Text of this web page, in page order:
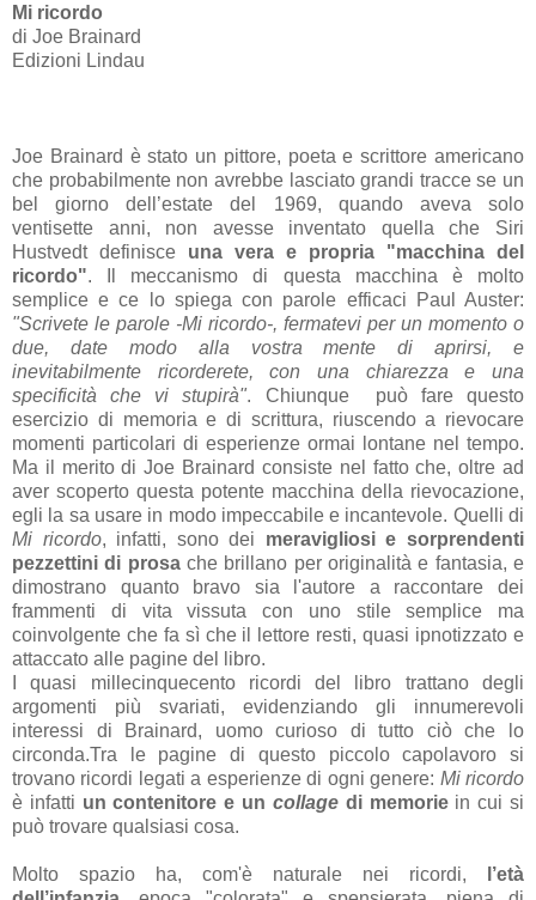
Mi ricordo
di Joe Brainard
Edizioni Lindau
Joe Brainard è stato un pittore, poeta e scrittore americano
che probabilmente non avrebbe lasciato grandi tracce se un
bel giorno dell’estate del 1969, quando aveva solo
ventisette anni, non avesse inventato quella che Siri
Hustvedt definisce una vera e propria "macchina del
ricordo". Il meccanismo di questa macchina è molto
semplice e ce lo spiega con parole efficaci Paul Auster:
"Scrivete le parole -Mi ricordo-, fermatevi per un momento o
due, date modo alla vostra mente di aprirsi, e
inevitabilmente ricorderete, con una chiarezza e una
specificità che vi stupirà". Chiunque può fare questo
esercizio di memoria e di scrittura, riuscendo a rievocare
momenti particolari di esperienze ormai lontane nel tempo.
Ma il merito di Joe Brainard consiste nel fatto che, oltre ad
aver scoperto questa potente macchina della rievocazione,
egli la sa usare in modo impeccabile e incantevole. Quelli di
Mi ricordo, infatti, sono dei meravigliosi e sorprendenti
pezzettini di prosa che brillano per originalità e fantasia, e
dimostrano quanto bravo sia l'autore a raccontare dei
frammenti di vita vissuta con uno stile semplice ma
coinvolgente che fa sì che il lettore resti, quasi ipnotizzato e
attaccato alle pagine del libro.
I quasi millecinquecento ricordi del libro trattano degli
argomenti più svariati, evidenziando gli innumerevoli
interessi di Brainard, uomo curioso di tutto ciò che lo
circonda.Tra le pagine di questo piccolo capolavoro si
trovano ricordi legati a esperienze di ogni genere: Mi ricordo
è infatti un contenitore e un collagedi memorie in cui si
può trovare qualsiasi cosa.
Molto spazio ha, com'è naturale nei ricordi,
l’età